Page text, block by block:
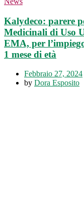
Kalydeco: parere
Medicinali di Uso
EMA, per
1 mese di età
Febbraio 27, 2024
by Dora Esposito